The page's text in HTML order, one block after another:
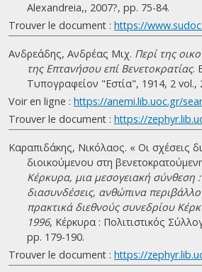
Alexandreia,, 2007?, pp. 75-84.
Trouver le document : https://
Ανδρεάδης, Ανδρέας Μιχ. Περί της
της Επτανήσου επί Βενετοκρατίας.
Τυπογραφείον "Εστία", 1914, 2 vol.,
Voir en ligne : https://anemi.lib.uoc.gr/
Trouver le document : https://
Καραπιδάκης, Νικόλαος. « Οι σχέσεις
διοικούμενου στη
Κέρκυρα, μια μεσογειακή σύνθεση
διασυνδέσεις, ανθώπινα
πρακτικά διεθνούς συνεδρίου
1996, Κέρκυρα : Πολιτιστικός
pp. 179-190.
Trouver le document : https://